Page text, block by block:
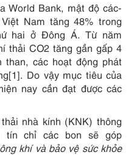
World Bank, mật độ các-
Nam tăng 48% trong
hai ở Đông Á. Từ năm
thải CO2 tăng gần gấp 4
các hoạt động phát
Do vậy mục tiêu của
nay cần đạt được các
nhà kính (KNK) thông
tín chỉ các bon sẽ góp
khí và bảo vệ sức khỏe